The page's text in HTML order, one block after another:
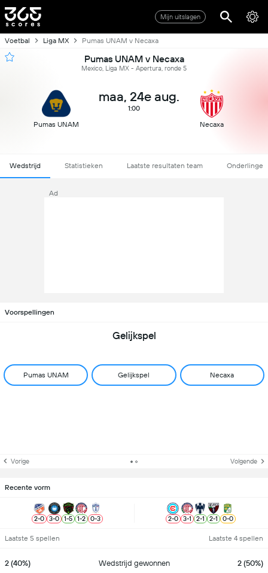
Mijn uitslagen
Voetbal Liga MX Pumas UNAM v Necaxa
Pumas UNAM v Necaxa
Mexico, Liga MX - Apertura, ronde 5
Pumas UNAM
maa, 24e aug.
1:00
Necaxa
Wedstrijd Statistieken Laatste resultaten team Onderlinge
Ad
Voorspellingen
Gelijkspel
Pumas UNAM Gelijkspel Necaxa
Vorige Volgende
Recente vorm
2-0 3-0 1-5 1-2 0-3 2-0 3-1 2-1 2-1 0-0
Laatste 5 spellen Laatste 4 spellen
2 (40%) Wedstrijd gewonnen 2 (50%)